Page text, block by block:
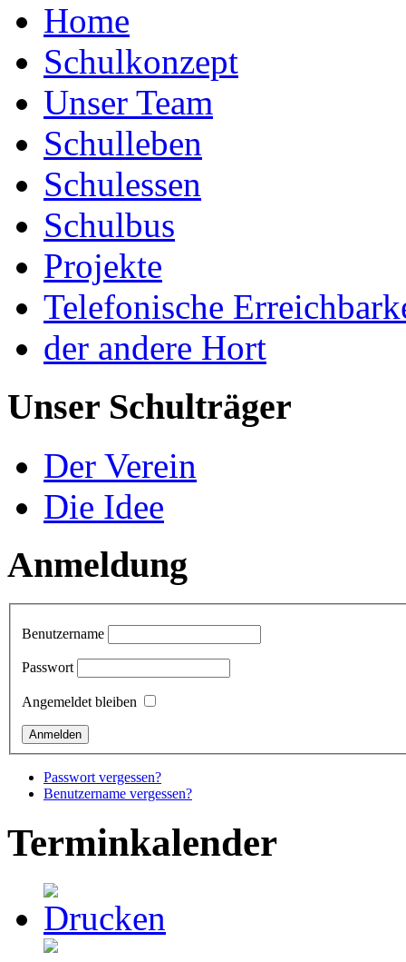
Home
Schulkonzept
Unser Team
Schulleben
Schulessen
Schulbus
Projekte
Telefonische
der andere Hort
Unser Schulträger
Der Verein
Die Idee
Anmeldung
Benutzername
Passwort
Angemeldet bleiben
Passwort vergessen?
Benutzername vergessen?
Terminkalender